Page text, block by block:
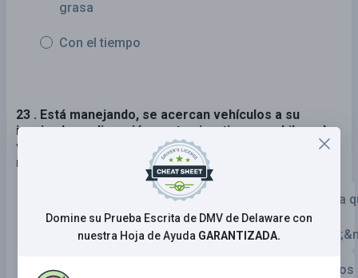
grasa
Con el tiempo
23 . Está manejando, se acercan vehículos a su
izquierda en dirección contraria y tiene una hilera de
vehículos estacionados a su derecha. Debe
maniobrar dirigiéndose:
Más cerca a los vehículos en dirección contraria
los vehículos
Más cerca a los vehículos estacionados que a los
Domine su Prueba Escrita de DMV de Delaware con
nuestra Hoja de Ayuda GARANTIZADA.